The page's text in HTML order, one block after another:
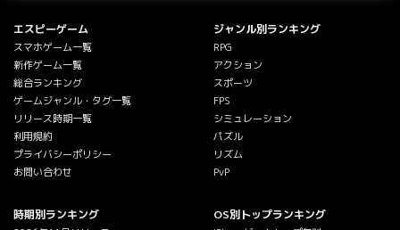
エスピーゲーム
スマホゲーム一覧
新作ゲーム一覧
総合ランキング
ゲームジャンル・タグ一覧
リリース時期一覧
利用規約
プライバシーポリシー
お問い合わせ
ジャンル別ランキング
RPG
アクション
スポーツ
FPS
シミュレーション
パズル
リズム
PvP
時期別ランキング OS別トップランキング